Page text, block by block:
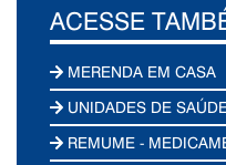
ACESSE
MERENDA EM CASA
UNIDADES DE
REMUME -